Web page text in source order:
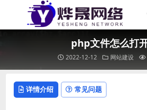
php文件怎么打
2022-12-12 网站建设
详情介绍 常见问题